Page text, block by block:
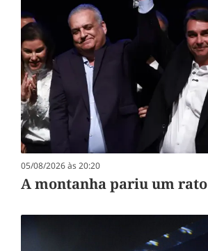
05/08/2026 às 20:20
A montanha pariu um rato